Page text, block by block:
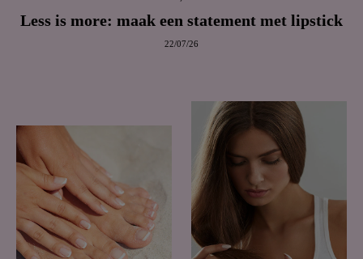
Less is more: maak een statement met lipstick
22/07/26